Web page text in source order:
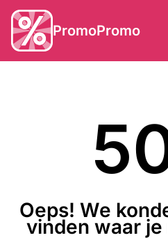
PromoPromo
Oeps! We
vinden waar